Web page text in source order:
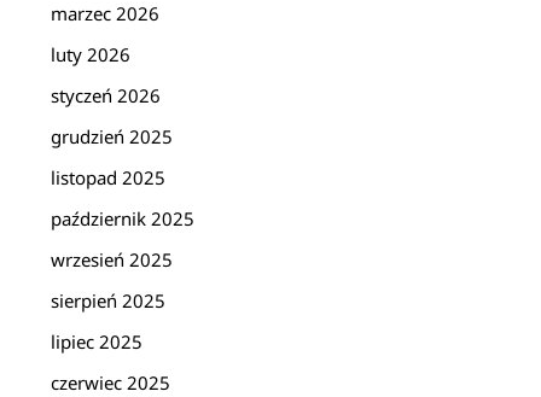
marzec 2026
luty 2026
styczeń 2026
grudzień 2025
listopad 2025
październik 2025
wrzesień 2025
sierpień 2025
lipiec 2025
czerwiec 2025